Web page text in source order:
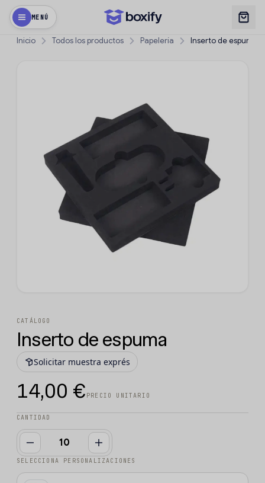
MENÚ
Inicio Todos los productos Papelería Inserto de espuma
CATÁLOGO
Inserto de espuma
Solicitar muestra exprés
14,00 € PRECIO UNITARIO
CANTIDAD
SELECCIONA PERSONALIZACIONES